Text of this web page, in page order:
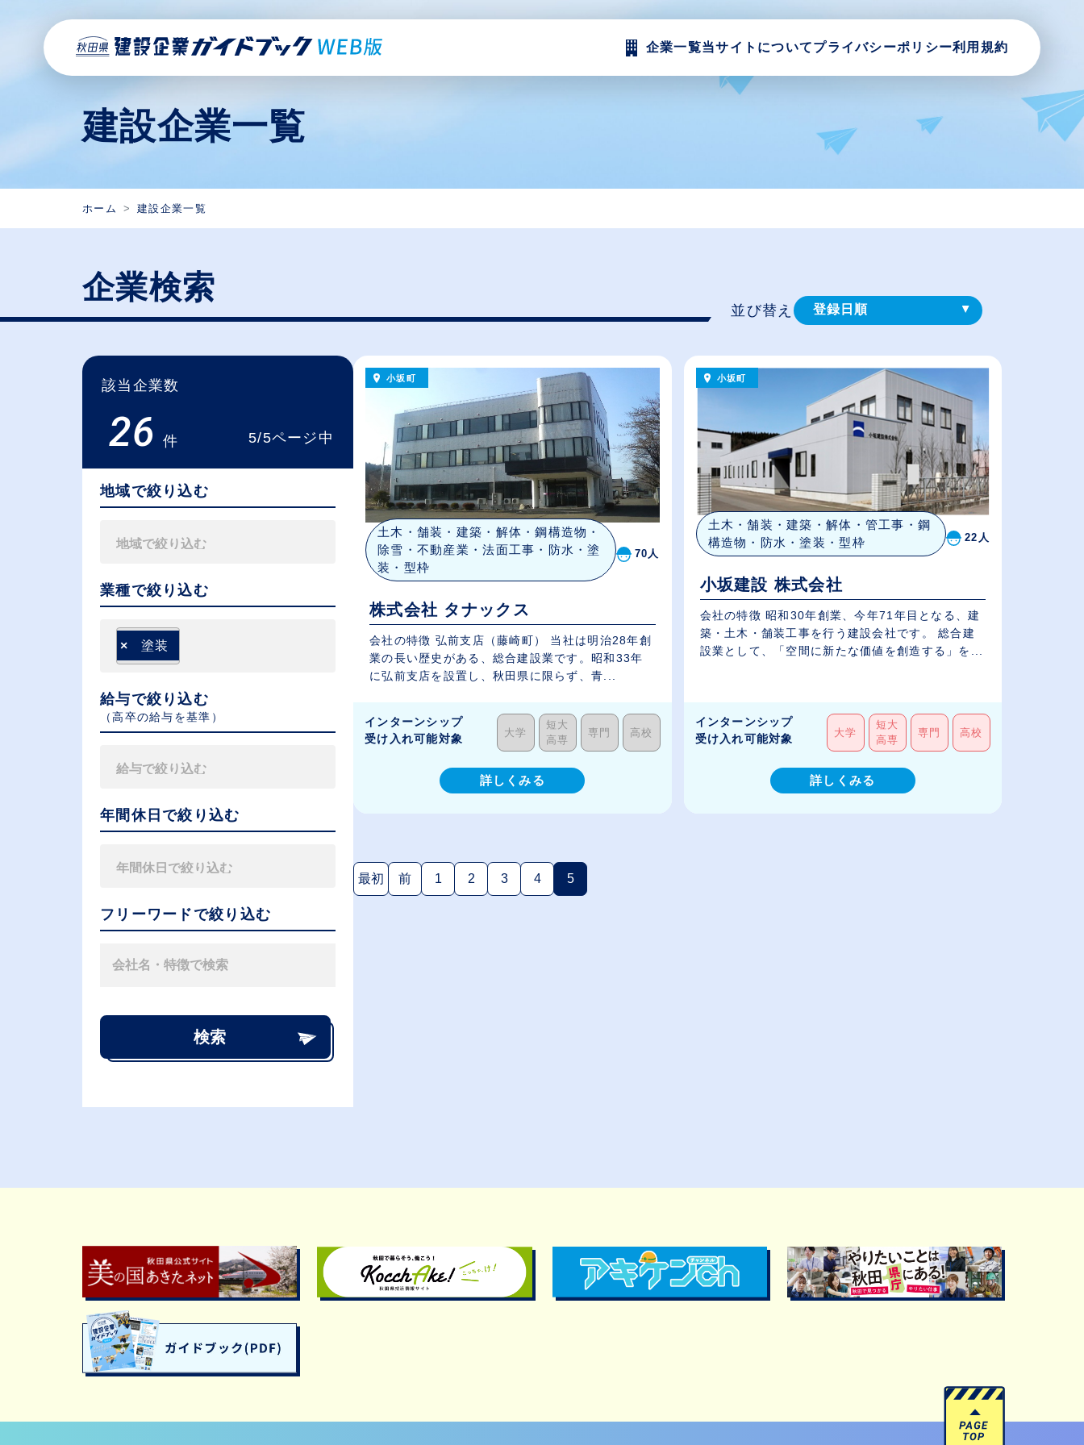
企業一覧当サイトについてプライバシーポリシー利用規約
建設企業一覧
ホーム 建設企業一覧
企業検索
該当企業数
26 件 5/5ページ中
地域で絞り込む
業種で絞り込む
× 塗装
給与で絞り込む
（⾼卒の給与を基準）
年間休日で絞り込む
フリーワードで絞り込む
検索
並び替え 登録⽇順
（⾼卒の給与を基準）
従業員が多い順
休日数が多い順
小坂町
土木・舗装・建築・解体・鋼構造物・
除雪・不動産業・法面工事・防水・塗
装・型枠
70人
株式会社 タナックス
会社の特徴 弘前支店（藤崎町） 当社は明治28年創
業の長い歴史がある、総合建設業です。昭和33年
に弘前支店を設置し、秋田県に限らず、青...
インターンシップ
受け入れ可能対象
大学
短大
高専
専門 高校
詳しくみる
小坂町
土木・舗装・建築・解体・管工事・鋼
構造物・防水・塗装・型枠
22人
小坂建設 株式会社
会社の特徴 昭和30年創業、今年71年目となる、建
築・土木・舗装工事を行う建設会社です。 総合建
設業として、「空間に新たな価値を創造する」を...
インターンシップ
受け入れ可能対象
大学
短大
高専
専門 高校
詳しくみる
最初 前 1 2 3 4 5(現在のページ)